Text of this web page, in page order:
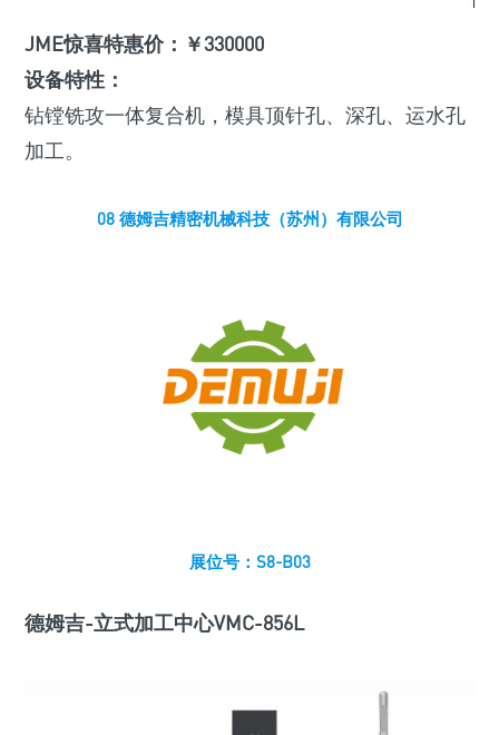
JME惊喜特惠价：￥330000
设备特性：
钻镗铣攻一体复合机，模具顶针孔、深孔、运水孔
加工。
08 德姆吉精密机械科技（苏州）有限公司
展位号：S8-B03
德姆吉-立式加工中心VMC-856L